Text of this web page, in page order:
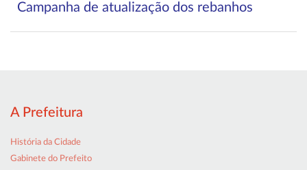
Campanha de atualização dos rebanhos
A Prefeitura
História da Cidade
Gabinete do Prefeito